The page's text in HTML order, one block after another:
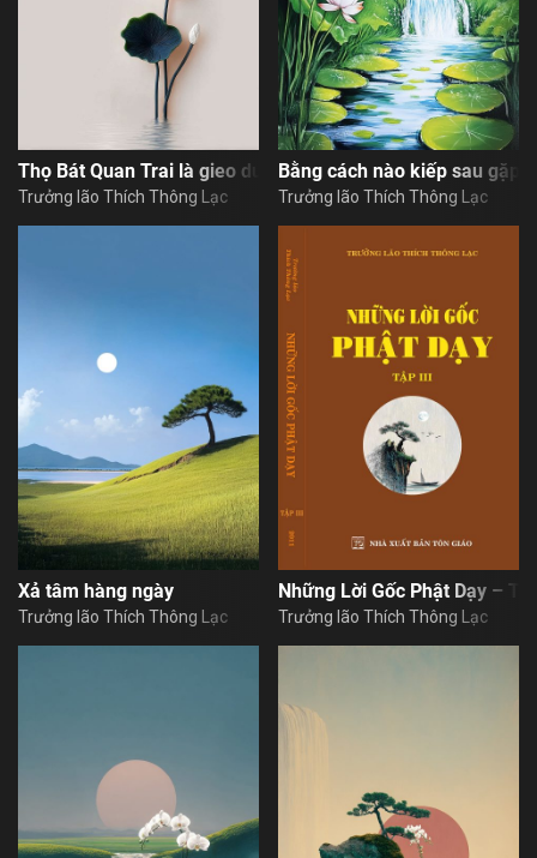
Thọ Bát Quan Trai là gieo duyên giải thoát ngày mai
Trưởng lão Thích Thông Lạc
Bằng cách nào kiếp sau gặp
Trưởng lão Thích Thông Lạc
Xả tâm hàng ngày
Trưởng lão Thích Thông Lạc
Những Lời Gốc Phật Dạy –
Trưởng lão Thích Thông Lạc